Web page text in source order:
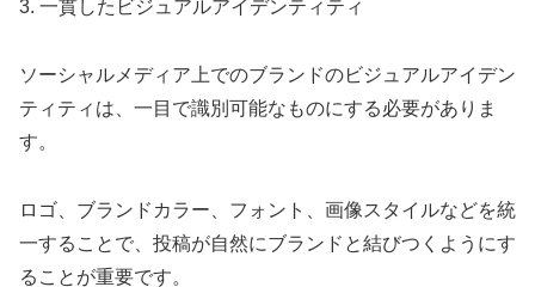
3. 一貫したビジュアルアイデンティティ
ソーシャルメディア上でのブランドのビジュアルアイデン
ティティは、一目で識別可能なものにする必要がありま
す。
ロゴ、ブランドカラー、フォント、画像スタイルなどを統
一することで、投稿が自然にブランドと結びつくようにす
ることが重要です。